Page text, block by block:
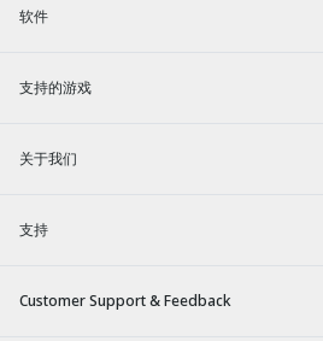
软件
支持的游戏
关于我们
支持
Customer Support & Feedback